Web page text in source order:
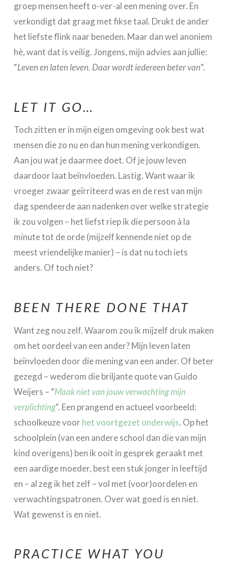
groep mensen heeft o-ver-al een mening over. En
verkondigt dat graag met fikse taal. Drukt de ander
het liefste flink naar beneden. Maar dan wel anoniem
hè, want dat is veilig. Jongens, mijn advies aan jullie:
“Leven en laten leven. Daar wordt iedereen beter van“.
LET IT GO…
Toch zitten er in mijn eigen omgeving ook best wat
mensen die zo nu en dan hun mening verkondigen.
Aan jou wat je daarmee doet. Of je jouw leven
daardoor laat beïnvloeden. Lastig. Want waar ik
vroeger zwaar geïrriteerd was en de rest van mijn
dag spendeerde aan nadenken over welke strategie
ik zou volgen – het liefst riep ik die persoon à la
minute tot de orde (mijzelf kennende niet op de
meest vriendelijke manier) – is dat nu toch iets
anders. Of toch niet?
BEEN THERE DONE THAT
Want zeg nou zelf. Waarom zou ik mijzelf druk maken
om het oordeel van een ander? Mijn leven laten
beïnvloeden door die mening van een ander. Of beter
gezegd – wederom die briljante quote van Guido
Weijers – “Maak niet van jouw verwachting mijn
verplichting“. Een prangend en actueel voorbeeld:
schoolkeuze voor het voortgezet onderwijs. Op het
schoolplein (van een andere school dan die van mijn
kind overigens) ben ik ooit in gesprek geraakt met
een aardige moeder, best een stuk jonger in leeftijd
en – al zeg ik het zelf – vol met (voor)oordelen en
verwachtingspatronen. Over wat goed is en niet.
Wat gewenst is en niet.
PRACTICE WHAT YOU